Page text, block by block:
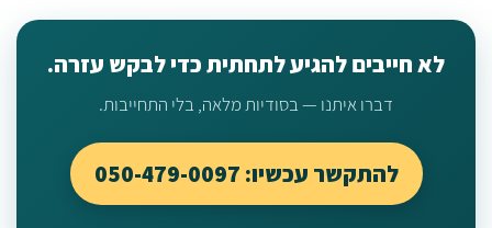
לא חייבים להגיע לתחתית כדי לבקש עזרה.
דברו איתנו — בסודיות מלאה, בלי התחייבות.
להתקשר עכשיו: 050-479-0097